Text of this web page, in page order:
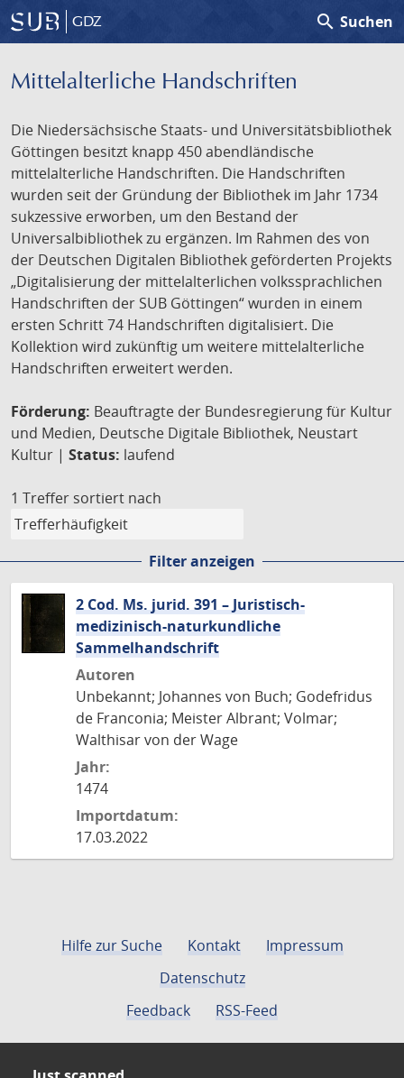
GDZ search Suchen
Mittelalterliche Handschriften
Die Niedersächsische Staats- und Universitätsbibliothek
Göttingen besitzt knapp 450 abendländische
mittelalterliche Handschriften. Die Handschriften
wurden seit der Gründung der Bibliothek im Jahr 1734
sukzessive erworben, um den Bestand der
Universalbibliothek zu ergänzen. Im Rahmen des von
der Deutschen Digitalen Bibliothek geförderten Projekts
„Digitalisierung der mittelalterlichen volkssprachlichen
Handschriften der SUB Göttingen“ wurden in einem
ersten Schritt 74 Handschriften digitalisiert. Die
Kollektion wird zukünftig um weitere mittelalterliche
Handschriften erweitert werden.
Förderung: Beauftragte der Bundesregierung für Kultur
und Medien, Deutsche Digitale Bibliothek, Neustart
Kultur | Status: laufend
1 Treffer sortiert nach
Filter anzeigen
2 Cod. Ms. jurid. 391 – Juristisch-
medizinisch-naturkundliche
Sammelhandschrift
Autoren
Unbekannt; Johannes von Buch; Godefridus
de Franconia; Meister Albrant; Volmar;
Walthisar von der Wage
Jahr:
1474
Importdatum:
17.03.2022
Hilfe zur Suche Kontakt
Impressum
Datenschutz
Feedback
RSS-Feed